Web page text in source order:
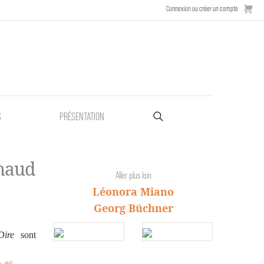
Connexion ou créer un compte
PRÉSENTATION
sont
Aller plus loin
Léonora Miano
Georg Büchner